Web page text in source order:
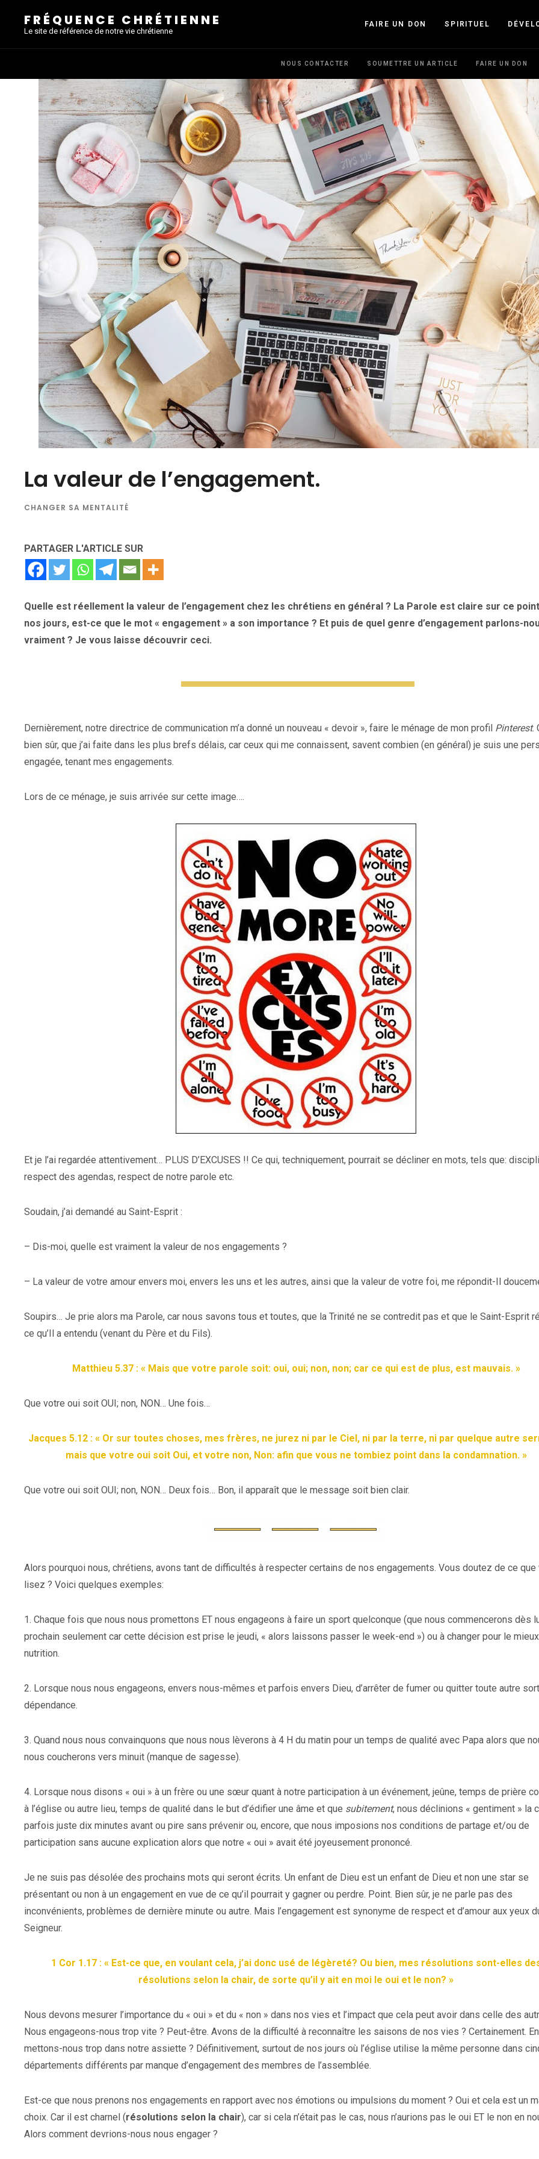
FRÉQUENCE CHRÉTIENNE
Le site de référence de notre vie chrétienne
FAIRE UN DON SPIRITUEL
NOUS CONTACTER SOUMETTRE UN ARTICLE FAIRE UN DON
La valeur de l’engagement.
CHANGER SA MENTALITÉ
PARTAGER L'ARTICLE SUR
Quelle est réellement la valeur de l’engagement chez les chrétiens en général ? La Parole est claire sur ce
nos jours, est-ce que le mot « engagement » a son importance ? Et puis de quel genre d’engagement parlons-
vraiment ? Je vous laisse découvrir ceci.
Dernièrement, notre directrice de communication m’a donné un nouveau « devoir », faire le ménage de mon profil Pinterest.
bien sûr, que j’ai faite dans les plus brefs délais, car ceux qui me connaissent, savent combien (en général) je suis une
engagée, tenant mes engagements.
Lors de ce ménage, je suis arrivée sur cette image….
Et je l’ai regardée attentivement… PLUS D’EXCUSES !! Ce qui, techniquement, pourrait se décliner en mots, tels que:
respect des agendas, respect de notre parole etc.
Soudain, j’ai demandé au Saint-Esprit :
– Dis-moi, quelle est vraiment la valeur de nos engagements ?
– La valeur de votre amour envers moi, envers les uns et les autres, ainsi que la valeur de votre foi, me répondit-Il
Soupirs… Je prie alors ma Parole, car nous savons tous et toutes, que la Trinité ne se contredit pas et que le Saint-Esprit
ce qu’Il a entendu (venant du Père et du Fils).
Matthieu 5.37 : « Mais que votre parole soit: oui, oui; non, non; car ce qui est de plus, est mauvais. »
Que votre oui soit OUI; non, NON… Une fois…
Jacques 5.12 : « Or sur toutes choses, mes frères, ne jurez ni par le Ciel, ni par la terre, ni par quelque autre
mais que votre oui soit Oui, et votre non, Non: afin que vous ne tombiez point dans la condamnation. »
Que votre oui soit OUI; non, NON… Deux fois… Bon, il apparaît que le message soit bien clair.
Alors pourquoi nous, chrétiens, avons tant de difficultés à respecter certains de nos engagements. Vous doutez de ce que
lisez ? Voici quelques exemples:
1. Chaque fois que nous nous promettons ET nous engageons à faire un sport quelconque (que nous commencerons dès
prochain seulement car cette décision est prise le jeudi, « alors laissons passer le week-end ») ou à changer pour le
nutrition.
2. Lorsque nous nous engageons, envers nous-mêmes et parfois envers Dieu, d’arrêter de fumer ou quitter toute autre
dépendance.
3. Quand nous nous convainquons que nous nous lèverons à 4 H du matin pour un temps de qualité avec Papa alors que
nous coucherons vers minuit (manque de sagesse).
4. Lorsque nous disons « oui » à un frère ou une sœur quant à notre participation à un événement, jeûne, temps de prière
à l’église ou autre lieu, temps de qualité dans le but d’édifier une âme et que subitement, nous déclinions « gentiment » la
parfois juste dix minutes avant ou pire sans prévenir ou, encore, que nous imposions nos conditions de partage et/ou de
participation sans aucune explication alors que notre « oui » avait été joyeusement prononcé.
Je ne suis pas désolée des prochains mots qui seront écrits. Un enfant de Dieu est un enfant de Dieu et non une star se
présentant ou non à un engagement en vue de ce qu’il pourrait y gagner ou perdre. Point. Bien sûr, je ne parle pas des
inconvénients, problèmes de dernière minute ou autre. Mais l’engagement est synonyme de respect et d’amour aux yeux
Seigneur.
1 Cor 1.17 : « Est-ce que, en voulant cela, j’ai donc usé de légèreté? Ou bien, mes résolutions sont-elles
résolutions selon la chair, de sorte qu’il y ait en moi le oui et le non? »
Nous devons mesurer l’importance du « oui » et du « non » dans nos vies et l’impact que cela peut avoir dans celle des
Nous engageons-nous trop vite ? Peut-être. Avons de la difficulté à reconnaître les saisons de nos vies ? Certainement. En
mettons-nous trop dans notre assiette ? Définitivement, surtout de nos jours où l’église utilise la même personne dans
départements différents par manque d’engagement des membres de l’assemblée.
Est-ce que nous prenons nos engagements en rapport avec nos émotions ou impulsions du moment ? Oui et cela est un
choix. Car il est charnel (résolutions selon la chair), car si cela n’était pas le cas, nous n’aurions pas le oui ET le non en
Alors comment devrions-nous nous engager ?